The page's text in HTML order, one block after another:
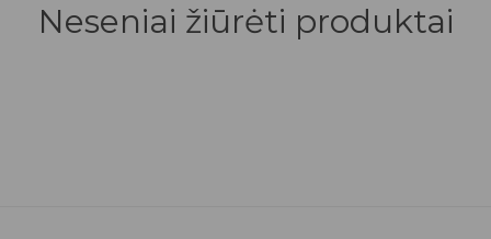
Neseniai žiūrėti produktai